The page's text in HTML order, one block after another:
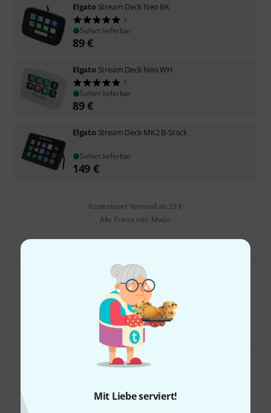
Mit Liebe serviert!
Elgato Stream Deck Neo BK
1
Sofort lieferbar
89€
Elgato Stream Deck Neo WH
1
Sofort lieferbar
89€
Elgato Stream Deck MK2 B-Stock
Sofort lieferbar
149 €
Kostenloser Versand ab 29 €
Alle Preise inkl. MwSt.
Gefällt Ihnen, was Sie sehen?
Teilen Hilfe & Feedback